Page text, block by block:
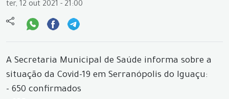
ter, 12 out 2021 - 21:00
A Secretaria Municipal de Saúde informa sobre a
situação da Covid-19 em Serranópolis do Iguaçu:
- 650 confirmados